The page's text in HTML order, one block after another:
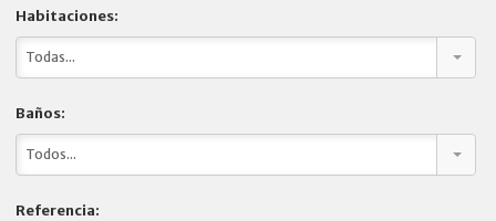
Habitaciones:
Todas...
Baños:
Todos...
Referencia: